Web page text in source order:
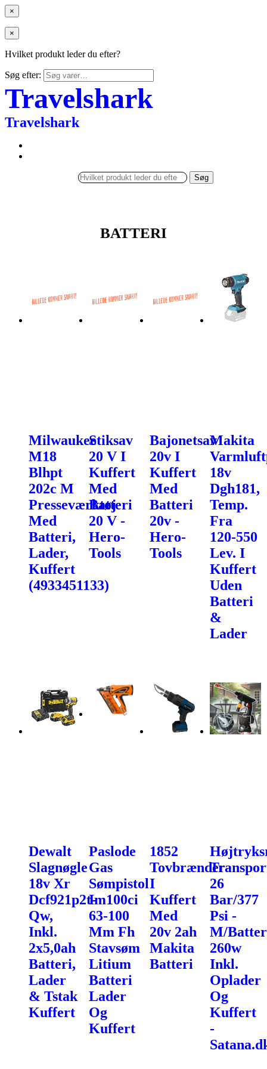
×
×
Hvilket produkt leder du efter?
Søg efter:
Travelshark
Travelshark
Søg
BATTERI
Milwaukee
M18
Blhpt
202c M
Presseværktøj
Med
Batteri,
Lader,
Kuffert
(4933451133)
Stiksav
20 V I
Kuffert
Med
Batteri
20 V -
Hero-
Tools
Bajonetsav
20v I
Kuffert
Med
Batteri
20v -
Hero-
Tools
Makita
18v
Dgh181,
Temp.
Fra
120-550
Lev. I
Kuffert
Uden
Batteri
&
Lader
Dewalt
Slagnøgle
18v Xr
Dcf921p2t-
Qw,
Inkl.
2x5,0ah
Batteri,
Lader
& Tstak
Kuffert
Paslode
Gas
Sømpistol
Im100ci
63-100
Mm Fh
Stavsøm
Litium
Batteri
Lader
Og
Kuffert
1852
Tovbrænder
I
Kuffert
Med
20v 2ah
Makita
Batteri
26
Bar/377
Psi -
M/
260w
Inkl.
Oplader
Og
Kuffert
-